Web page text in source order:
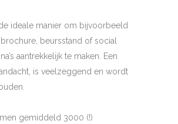
de ideale manier om bijvoorbeeld
beursstand of social
aantrekkelijk te maken. Een
is veelzeggend en wordt
gemiddeld 3000 (!)